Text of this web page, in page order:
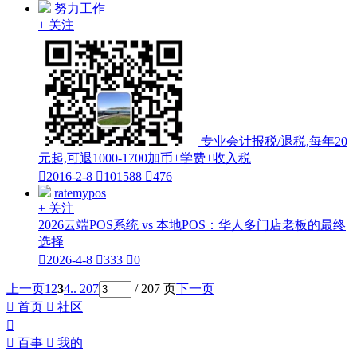
努力工作
+ 关注
专业会计报税/退税,每年20
元起,可退1000-1700加币+学费+收入税
2016-2-8 101588 476
ratemypos
+ 关注
2026云端POS系统 vs 本地POS：华人多门店老板的最终
选择
2026-4-8 333 0
上一页1 234.. 207 / 207 页下一页
 首页  社区

 百事  我的